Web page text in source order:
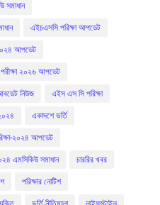
সমাধান
এইচএসসি পরিক্ষা আপডেট
আপডেট
২০২৬ আপডেট
নিউজ এইস এস সি পরিক্ষা
একাদশে ভর্তি
২০২৪ আপডেট
এমসিকিউ সমাধান চাররির খবর
পরিক্ষার নোটিশ